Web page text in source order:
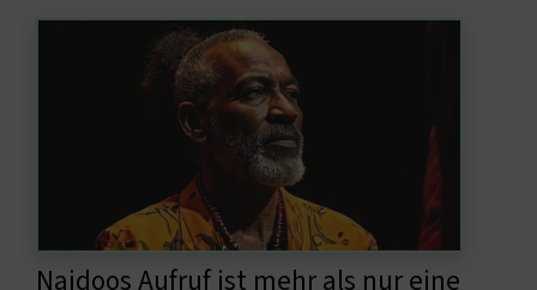
Naidoos Aufruf ist mehr als nur eine